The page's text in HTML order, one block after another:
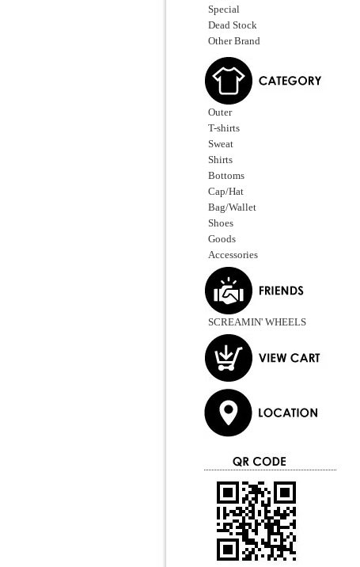
Special
Dead Stock
Other Brand
Outer
T-shirts
Sweat
Shirts
Bottoms
Cap/Hat
Bag/Wallet
Shoes
Goods
Accessories
SCREAMIN' WHEELS